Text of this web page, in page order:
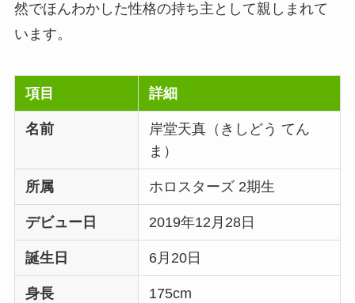
然でほんわかした性格の持ち主として親しまれて
います。
項目 詳細
名前
岸堂天真（きしどう てん
ま）
所属 ホロスターズ 2期生
デビュー日 2019年12月28日
誕生日 6月20日
身長 175cm